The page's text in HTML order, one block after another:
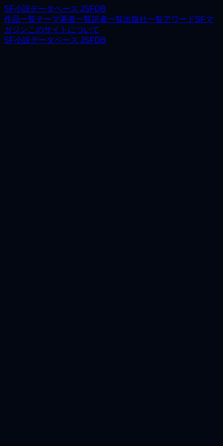
SF小説データベース JSFDB
作品一覧テーマ著者一覧訳者一覧出版社一覧アワードSFマ
ガジンこのサイトについて
SF小説データベース JSFDB